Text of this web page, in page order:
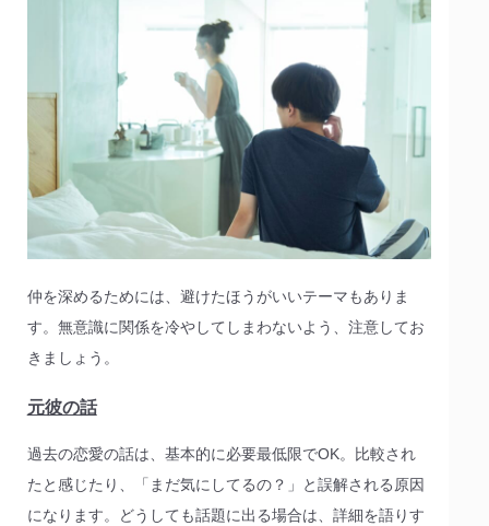
仲を深めるためには、避けたほうがいいテーマもありま
す。無意識に関係を冷やしてしまわないよう、注意してお
きましょう。
元彼の話
過去の恋愛の話は、基本的に必要最低限でOK。比較され
たと感じたり、「まだ気にしてるの？」と誤解される原因
になります。どうしても話題に出る場合は、詳細を語りす